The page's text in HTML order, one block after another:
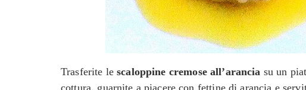
Trasferite lescaloppine cremose all’arancia su un
cottura, guarnite a piacere con fettine di arancia e